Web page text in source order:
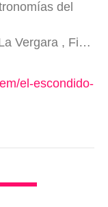
del
Grande. Mérida - Edo. Mérida. Venezuela.
el-escondido-